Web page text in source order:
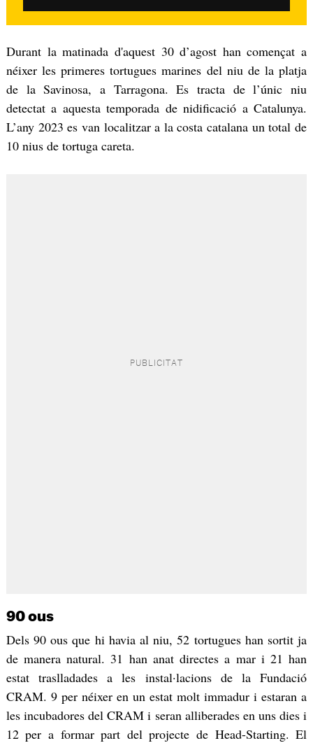
Durant la matinada d'aquest 30 d’agost han començat a
néixer les primeres tortugues marines del niu de la platja
de la Savinosa, a Tarragona. Es tracta de l’únic niu
detectat a aquesta temporada de nidificació a Catalunya.
L’any 2023 es van localitzar a la costa catalana un total de
10 nius de tortuga careta.
90 ous
Dels 90 ous que hi havia al niu, 52 tortugues han sortit ja
de manera natural. 31 han anat directes a mar i 21 han
estat traslladades a les instal·lacions de la Fundació
CRAM. 9 per néixer en un estat molt immadur i estaran a
les incubadores del CRAM i seran alliberades en uns dies i
12 per a formar part del projecte de Head-Starting. El